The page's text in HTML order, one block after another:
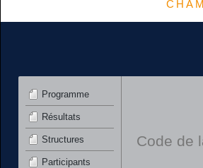
Programme
Résultats
Structures
Participants
Code de